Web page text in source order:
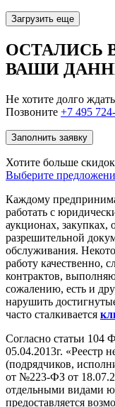
Загрузить еще
ОСТАЛИСЬ
ВАШИ
Не хотите долго
Позвоните +7 495
Заполнить заявку
Хотите больше
Выберите
Каждому
работать с
аукционах, закупках,
разрешительной
обслуживания.
работу качественно,
контрактов,
сожалению, есть и
нарушить
часто сталкивается
Согласно статьи 104
05.04.2013г. «Реестр
(подрядчиков,
от №223-ФЗ от
отдельными видами
предоставляется